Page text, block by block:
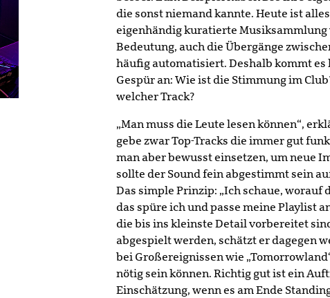
die sonst niemand kannte. Heute ist
eigenhändig kuratierte Musiksammlung
Bedeutung, auch die Übergänge
häufig automatisiert. Deshalb kommt es
Gespür an: Wie ist die Stimmung im
welcher Track?
„Man muss die Leute lesen können“,
gebe zwar Top-Tracks die immer gut
man aber bewusst einsetzen, um neue
sollte der Sound fein abgestimmt sein
Das simple Prinzip: „Ich schaue, worauf
das spüre ich und passe meine Playlist
die bis ins kleinste Detail vorbereitet
abgespielt werden, schätzt er dagegen
bei Großereignissen wie
nötig sein können. Richtig gut ist ein
Einschätzung, wenn es am Ende